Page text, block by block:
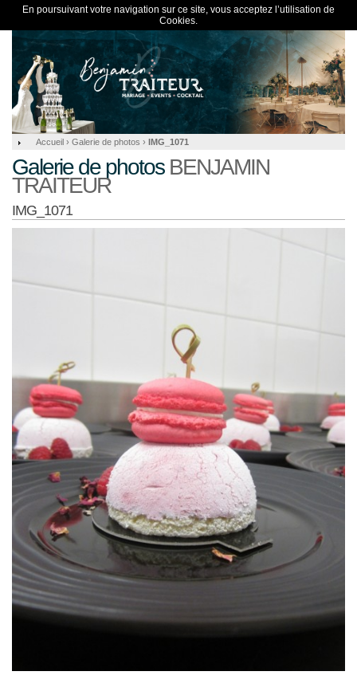
En poursuivant votre navigation sur ce site, vous acceptez l’utilisation de
Cookies.
Galerie de photos BENJAMIN
TRAITEUR
IMG_1071
Accueil › Galerie de photos › IMG_1071